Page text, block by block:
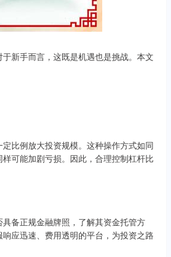
新手而言，这既是机遇也是挑战。本文
比例放大投资规模。这种操作方式如同
可能加剧亏损。因此，合理控制杠杆比
备正规金融牌照，了解其资金托管方
应迅速、费用透明的平台，为投资之路